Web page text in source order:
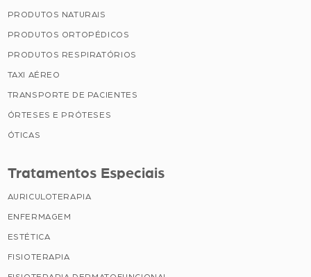
PRODUTOS NATURAIS
PRODUTOS ORTOPÉDICOS
PRODUTOS RESPIRATÓRIOS
TAXI AÉREO
TRANSPORTE DE PACIENTES
ÓRTESES E PRÓTESES
ÓTICAS
Tratamentos Especiais
AURICULOTERAPIA
ENFERMAGEM
ESTÉTICA
FISIOTERAPIA